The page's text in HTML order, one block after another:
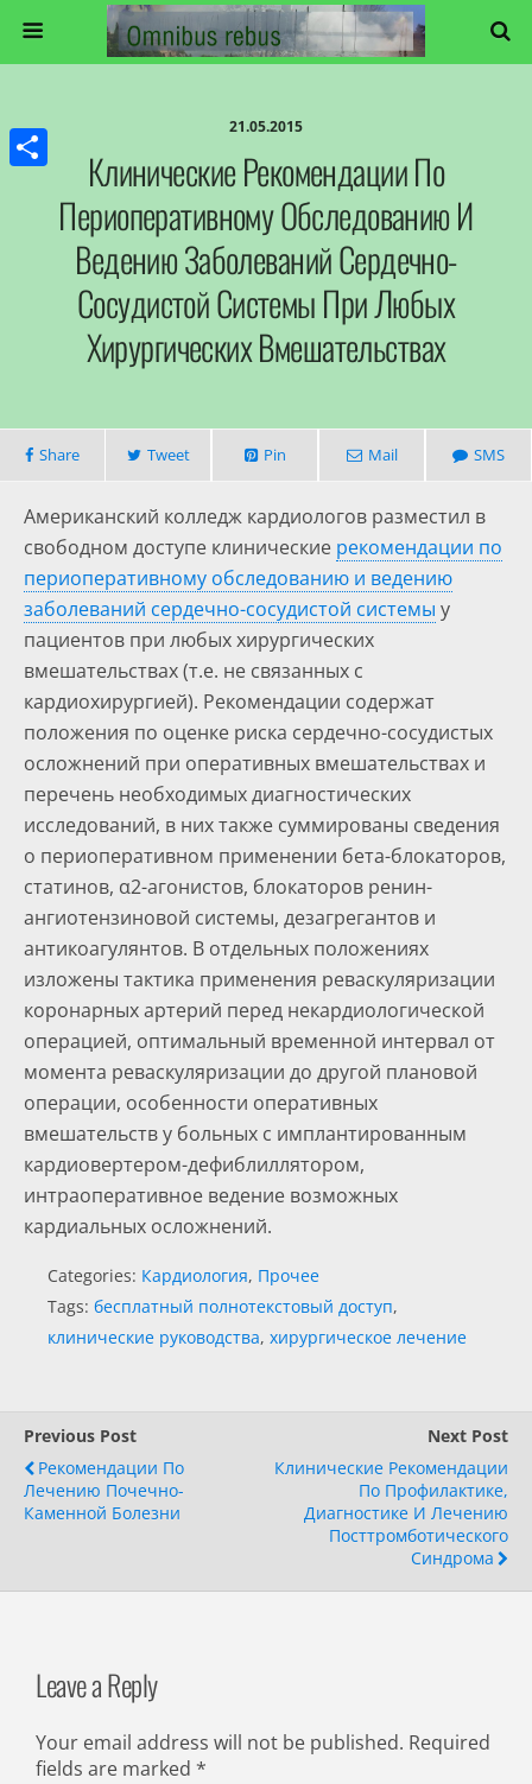
21.05.2015
Клинические Рекомендации По
Периоперативному Обследованию И
Ведению Заболеваний Сердечно-
Сосудистой Системы При Любых
Хирургических Вмешательствах
Share Tweet Pin Mail SMS
Американский колледж кардиологов разместил в
свободном доступе клинические рекомендации по
периоперативному обследованию и ведению
заболеваний сердечно-сосудистой системы у
пациентов при любых хирургических
вмешательствах (т.е. не связанных с
кардиохирургией). Рекомендации содержат
положения по оценке риска сердечно-сосудистых
осложнений при оперативных вмешательствах и
перечень необходимых диагностических
исследований, в них также суммированы сведения
о периоперативном применении бета-блокаторов,
статинов, α2-агонистов, блокаторов ренин-
ангиотензиновой системы, дезагрегантов и
антикоагулянтов. В отдельных положениях
изложены тактика применения реваскуляризации
коронарных артерий перед некардиологической
операцией, оптимальный временной интервал от
момента реваскуляризации до другой плановой
операции, особенности оперативных
вмешательств у больных с имплантированным
кардиовертером-дефиблиллятором,
интраоперативное ведение возможных
кардиальных осложнений.
Categories: Кардиология, Прочее
Tags: бесплатный полнотекстовый доступ,
клинические руководства, хирургическое лечение
Previous Post
Рекомендации По
Лечению Почечно-
Каменной Болезни
Next Post
Клинические Рекомендации
По Профилактике,
Диагностике И Лечению
Посттромботического
Синдрома
Leave a Reply
Your email address will not be published. Required
fields are marked *